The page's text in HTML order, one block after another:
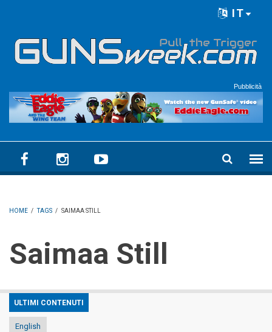
IT
Pubblicità
HOME / TAGS / SAIMAA STILL
Saimaa Still
ULTIMI CONTENUTI
English